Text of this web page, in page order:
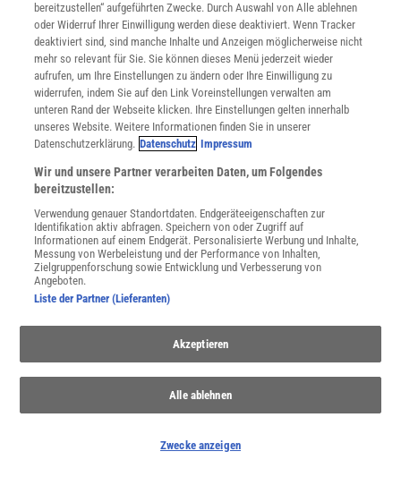
WEITERE NEUERSCHEINUNGEN SPEKTRUM SHOP
Spektrum.de-Newsletter abonnieren
Sie können unsere Newsletter jederzeit wieder abbestellen. Infos zu unserem Umgang
mit Ihren personenbezogenen Daten finden Sie in unserer Datenschutzerklärung.
Presse
bereitzustellen“ aufgeführten Zwecke. Durch Auswahl von Alle ablehnen
oder Widerruf Ihrer Einwilligung werden diese deaktiviert. Wenn Tracker
deaktiviert sind, sind manche Inhalte und Anzeigen möglicherweise nicht
mehr so relevant für Sie. Sie können dieses Menü jederzeit wieder
aufrufen, um Ihre Einstellungen zu ändern oder Ihre Einwilligung zu
widerrufen, indem Sie auf den Link Voreinstellungen verwalten am
unteren Rand der Webseite klicken. Ihre Einstellungen gelten innerhalb
unseres Website. Weitere Informationen finden Sie in unserer
Datenschutzerklärung. Datenschutz Impressum
Wir und unsere Partner verarbeiten Daten, um Folgendes
bereitzustellen:
Verwendung genauer Standortdaten. Endgeräteeigenschaften zur
Identifikation aktiv abfragen. Speichern von oder Zugriff auf
Informationen auf einem Endgerät. Personalisierte Werbung und Inhalte,
Messung von Werbeleistung und der Performance von Inhalten,
Zielgruppenforschung sowie Entwicklung und Verbesserung von
Angeboten.
Liste der Partner (Lieferanten)
Akzeptieren
Alle ablehnen
Zwecke anzeigen